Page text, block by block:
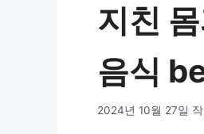
지친
음식
2024년 10월 27일